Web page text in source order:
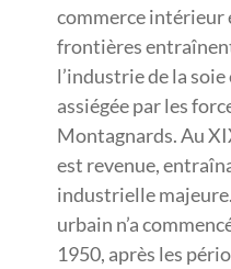
commerce intérieur
frontières
l’industrie de la
assiégée par les
Montagnards. Au
est revenue,
industrielle
urbain n’a
1950, après les